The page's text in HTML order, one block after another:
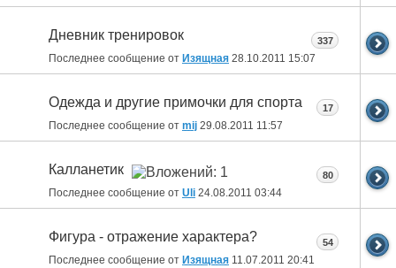
Дневник тренировок
Последнее сообщение от Изящная 28.10.2011 15:07
337
Одежда и другие примочки для спорта
Последнее сообщение от mij 29.08.2011 11:57
17
Калланетик
Последнее сообщение от Uli 24.08.2011 03:44
80
Фигура - отражение характера?
Последнее сообщение от Изящная 11.07.2011 20:41
54